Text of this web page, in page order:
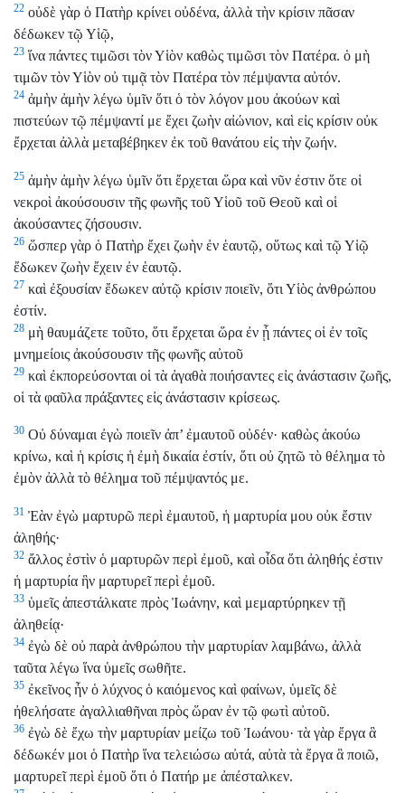
22 οὐδὲ γὰρ ὁ Πατὴρ κρίνει οὐδένα, ἀλλὰ τὴν κρίσιν πᾶσαν
δέδωκεν τῷ Υἱῷ,
23 ἵνα πάντες τιμῶσι τὸν Υἱὸν καθὼς τιμῶσι τὸν Πατέρα. ὁ μὴ
τιμῶν τὸν Υἱὸν οὐ τιμᾷ τὸν Πατέρα τὸν πέμψαντα αὐτόν.
24 ἀμὴν ἀμὴν λέγω ὑμῖν ὅτι ὁ τὸν λόγον μου ἀκούων καὶ
πιστεύων τῷ πέμψαντί με ἔχει ζωὴν αἰώνιον, καὶ εἰς κρίσιν οὐκ
ἔρχεται ἀλλὰ μεταβέβηκεν ἐκ τοῦ θανάτου εἰς τὴν ζωήν.
25 ἀμὴν ἀμὴν λέγω ὑμῖν ὅτι ἔρχεται ὥρα καὶ νῦν ἐστιν ὅτε οἱ
νεκροὶ ἀκούσουσιν τῆς φωνῆς τοῦ Υἱοῦ τοῦ Θεοῦ καὶ οἱ
ἀκούσαντες ζήσουσιν.
26 ὥσπερ γὰρ ὁ Πατὴρ ἔχει ζωὴν ἐν ἑαυτῷ, οὕτως καὶ τῷ Υἱῷ
ἔδωκεν ζωὴν ἔχειν ἐν ἑαυτῷ.
27 καὶ ἐξουσίαν ἔδωκεν αὐτῷ κρίσιν ποιεῖν, ὅτι Υἱὸς ἀνθρώπου
ἐστίν.
28 μὴ θαυμάζετε τοῦτο, ὅτι ἔρχεται ὥρα ἐν ᾗ πάντες οἱ ἐν τοῖς
μνημείοις ἀκούσουσιν τῆς φωνῆς αὐτοῦ
29 καὶ ἐκπορεύσονται οἱ τὰ ἀγαθὰ ποιήσαντες εἰς ἀνάστασιν ζωῆς,
οἱ τὰ φαῦλα πράξαντες εἰς ἀνάστασιν κρίσεως.
30 Οὐ δύναμαι ἐγὼ ποιεῖν ἀπ’ ἐμαυτοῦ οὐδέν· καθὼς ἀκούω
κρίνω, καὶ ἡ κρίσις ἡ ἐμὴ δικαία ἐστίν, ὅτι οὐ ζητῶ τὸ θέλημα τὸ
ἐμὸν ἀλλὰ τὸ θέλημα τοῦ πέμψαντός με.
31 Ἐὰν ἐγὼ μαρτυρῶ περὶ ἐμαυτοῦ, ἡ μαρτυρία μου οὐκ ἔστιν
ἀληθής·
32 ἄλλος ἐστὶν ὁ μαρτυρῶν περὶ ἐμοῦ, καὶ οἶδα ὅτι ἀληθής ἐστιν
ἡ μαρτυρία ἣν μαρτυρεῖ περὶ ἐμοῦ.
33 ὑμεῖς ἀπεστάλκατε πρὸς Ἰωάνην, καὶ μεμαρτύρηκεν τῇ
ἀληθείᾳ·
34 ἐγὼ δὲ οὐ παρὰ ἀνθρώπου τὴν μαρτυρίαν λαμβάνω, ἀλλὰ
ταῦτα λέγω ἵνα ὑμεῖς σωθῆτε.
35 ἐκεῖνος ἦν ὁ λύχνος ὁ καιόμενος καὶ φαίνων, ὑμεῖς δὲ
ἠθελήσατε ἀγαλλιαθῆναι πρὸς ὥραν ἐν τῷ φωτὶ αὐτοῦ.
36 ἐγὼ δὲ ἔχω τὴν μαρτυρίαν μείζω τοῦ Ἰωάνου· τὰ γὰρ ἔργα ἃ
δέδωκέν μοι ὁ Πατὴρ ἵνα τελειώσω αὐτά, αὐτὰ τὰ ἔργα ἃ ποιῶ,
μαρτυρεῖ περὶ ἐμοῦ ὅτι ὁ Πατήρ με ἀπέσταλκεν.